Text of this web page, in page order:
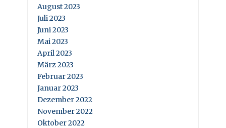
August 2023
Juli 2023
Juni 2023
Mai 2023
April 2023
März 2023
Februar 2023
Januar 2023
Dezember 2022
November 2022
Oktober 2022